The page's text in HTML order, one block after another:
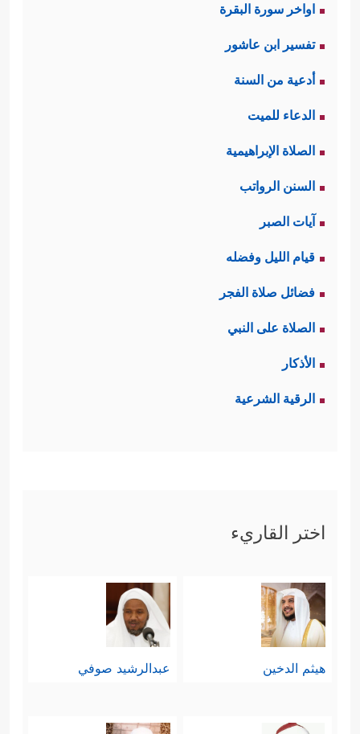
اواخر سورة البقرة
تفسير ابن عاشور
أدعية من السنة
الدعاء للميت
الصلاة الإبراهيمية
السنن الرواتب
آيات الصبر
قيام الليل وفضله
فضائل صلاة الفجر
الصلاة على النبي
الأذكار
الرقية الشرعية
اختر القاريء
هيثم الدخين عبدالرشيد صوفي